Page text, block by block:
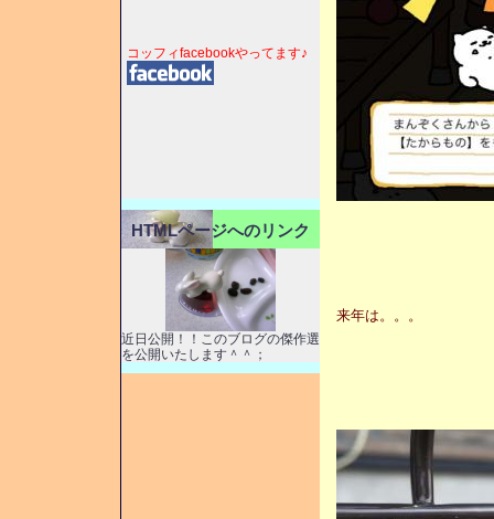
来年は。。。
コッフィfacebookやってます♪
HTMLページへのリンク
近日公開！！このブログの傑作選
を公開いたします＾＾；